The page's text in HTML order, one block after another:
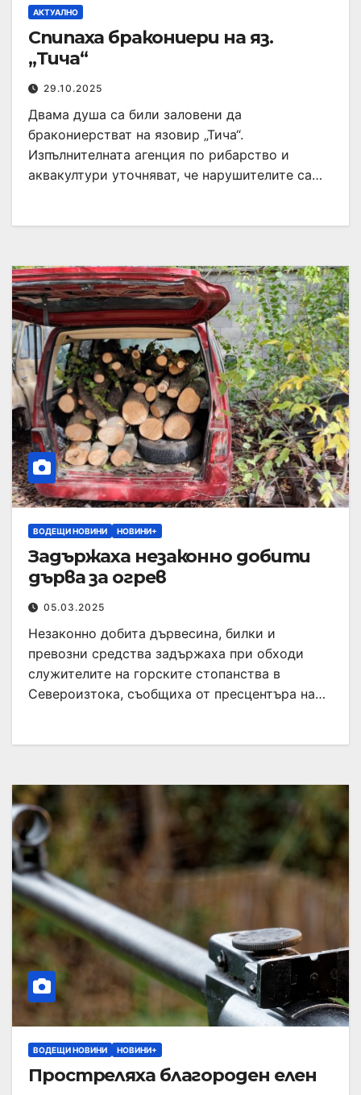
АКТУАЛНО
Спипаха бракониери на яз.
„Тича“
29.10.2025
Двама душа са били заловени да
бракониерстват на язовир „Тича“.
Изпълнителната агенция по рибарство и
аквакултури уточняват, че нарушителите са…
ВОДЕЩИ НОВИНИ НОВИНИ+
Задържаха незаконно добити
дърва за огрев
05.03.2025
Незаконно добита дървесина, билки и
превозни средства задържаха при обходи
служителите на горските стопанства в
Североизтока, съобщиха от пресцентъра на…
ВОДЕЩИ НОВИНИ НОВИНИ+
Простреляха благороден елен